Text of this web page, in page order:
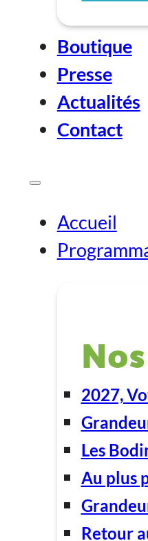
Boutique
Presse
Actualités
Contact
Accueil
2027,
Les
Au plus
Retour